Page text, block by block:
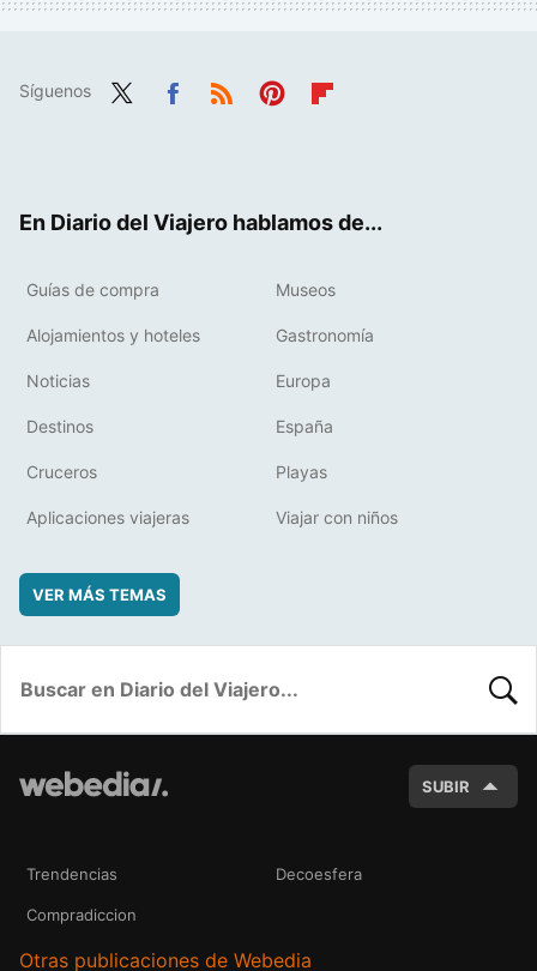
Síguenos
En Diario del Viajero hablamos de...
Guías de compra Museos
Alojamientos y hoteles Gastronomía
Noticias Europa
Destinos España
Cruceros Playas
Aplicaciones viajeras Viajar con niños
VER MÁS TEMAS
SUBIR
Trendencias Decoesfera
Compradiccion
Otras publicaciones de Webedia